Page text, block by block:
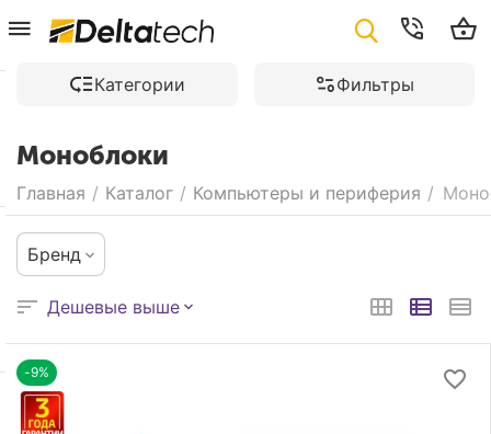
Категории Фильтры
Моноблоки
Главная / Каталог / Компьютеры и периферия /
Бренд
Дешевые выше
-9%